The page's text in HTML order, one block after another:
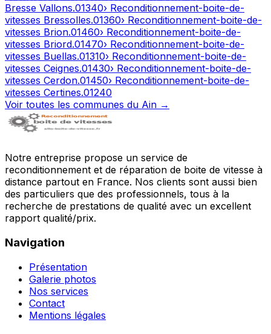
Bresse Vallons.01340› Reconditionnement-boite-de-
vitesses Bressolles.01360› Reconditionnement-boite-de-
vitesses Brion.01460› Reconditionnement-boite-de-
vitesses Briord.01470› Reconditionnement-boite-de-
vitesses Buellas.01310› Reconditionnement-boite-de-
vitesses Ceignes.01430› Reconditionnement-boite-de-
vitesses Cerdon.01450› Reconditionnement-boite-de-
vitesses Certines.01240
Voir toutes les communes du Ain →
Notre entreprise propose un service de
reconditionnement et de réparation de boite de vitesse à
distance partout en France. Nos clients sont aussi bien
des particuliers que des professionnels, tous à la
recherche de prestations de qualité avec un excellent
rapport qualité/prix.
Navigation
Présentation
Galerie photos
Nos services
Contact
Mentions légales